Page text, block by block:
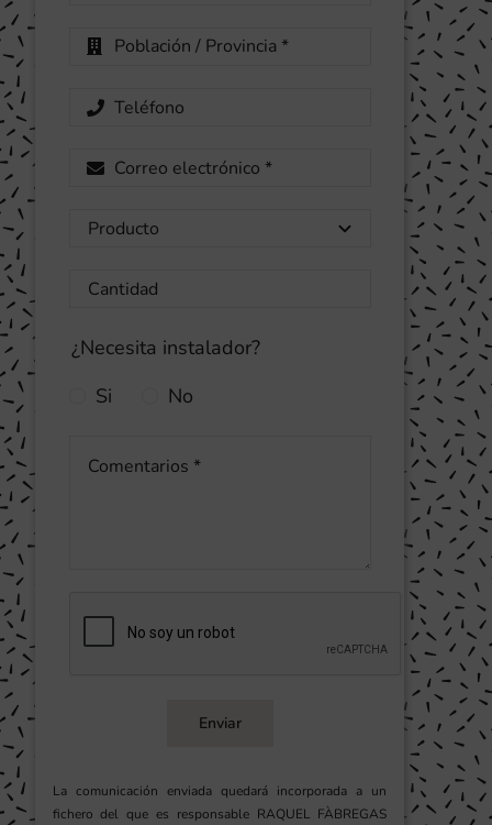
¿Necesita instalador?
Si
No
Enviar
La comunicación enviada quedará incorporada a un
fichero del que es responsable RAQUEL FÀBREGAS